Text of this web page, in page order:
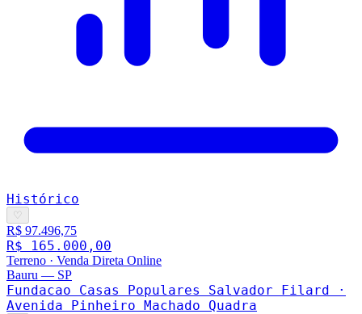
Histórico
♡
R$ 97.496,75
R$ 165.000,00
Terreno · Venda Direta Online
Bauru — SP
Fundacao Casas Populares Salvador Filard ·
Avenida Pinheiro Machado Quadra